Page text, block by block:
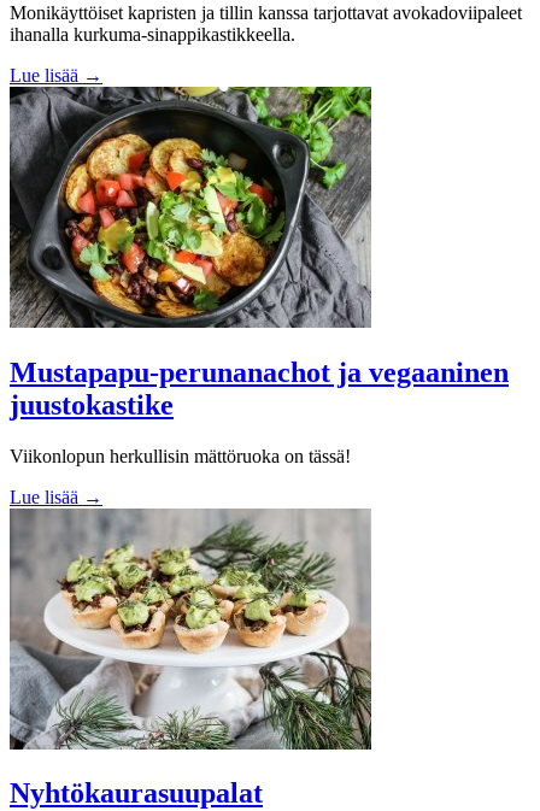
Monikäyttöiset kapristen ja tillin kanssa tarjottavat avokadoviipaleet
ihanalla kurkuma-sinappikastikkeella.
Lue lisää →
Mustapapu-perunanachot ja vegaaninen
juustokastike
Viikonlopun herkullisin mättöruoka on tässä!
Lue lisää →
Nyhtökaurasuupalat